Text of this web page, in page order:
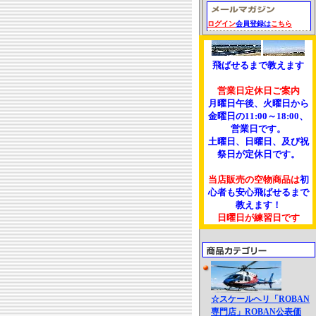
ログイン会員登録はこちら
飛ばせるまで教えます
営業日定休日ご案内
月曜日午後、火曜日から
金曜日の11:00～18:00、
営業日です。
土曜日、日曜日、及び祝
祭日が定休日です。
当店販売の空物商品は初
心者も安心飛ばせるまで
教えます！
日曜日が練習日です
☆スケールヘリ「ROBAN
専門店」ROBAN公表価